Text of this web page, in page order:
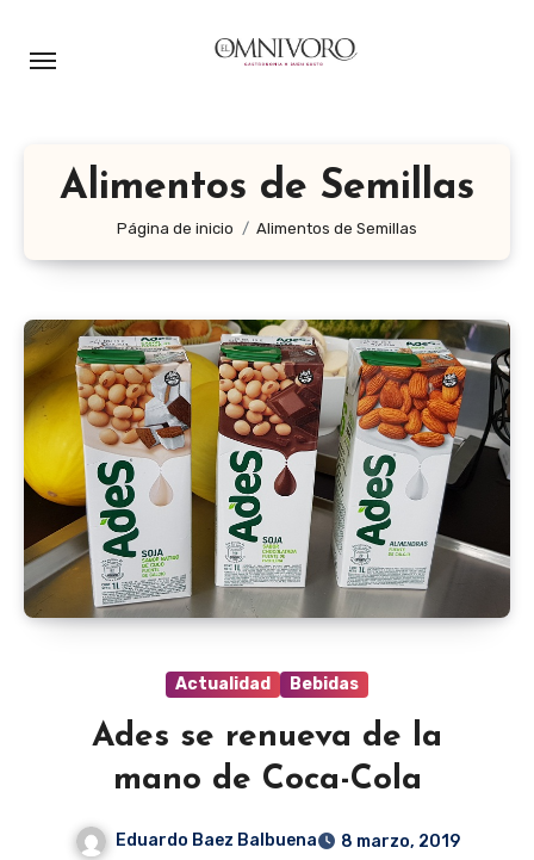
Alimentos de Semillas
Página de inicio Alimentos de Semillas
Actualidad Bebidas
Ades se renueva de la
mano de Coca-Cola
Eduardo Baez Balbuena
8 marzo, 2019